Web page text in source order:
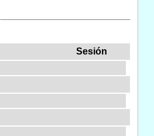
Sesión